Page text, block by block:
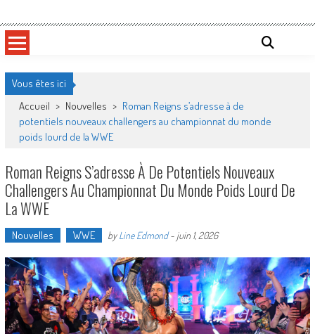
Vous êtes ici
Accueil > Nouvelles > Roman Reigns s’adresse à de
potentiels nouveaux challengers au championnat du monde
poids lourd de la WWE
Roman Reigns S’adresse À De Potentiels Nouveaux
Challengers Au Championnat Du Monde Poids Lourd De
La WWE
Nouvelles WWE byLine Edmond- juin 1, 2026